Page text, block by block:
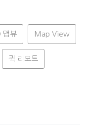
맵뷰 Map View
퀵 리모트